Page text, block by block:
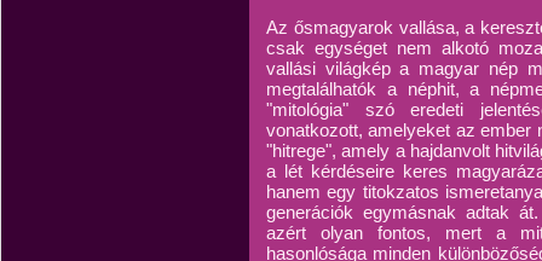
Az ősmagyarok vallása, a
csak egységet nem alkotó
vallási világkép a magyar nép
megtalálhatók a néphit, a
"mitológia" szó eredeti
vonatkozott, amelyeket az ember
"hitrege", amely a hajdanvolt
a lét kérdéseire keres
hanem egy titokzatos
generációk egymásnak adtak
azért olyan fontos, mert a
hasonlósága minden